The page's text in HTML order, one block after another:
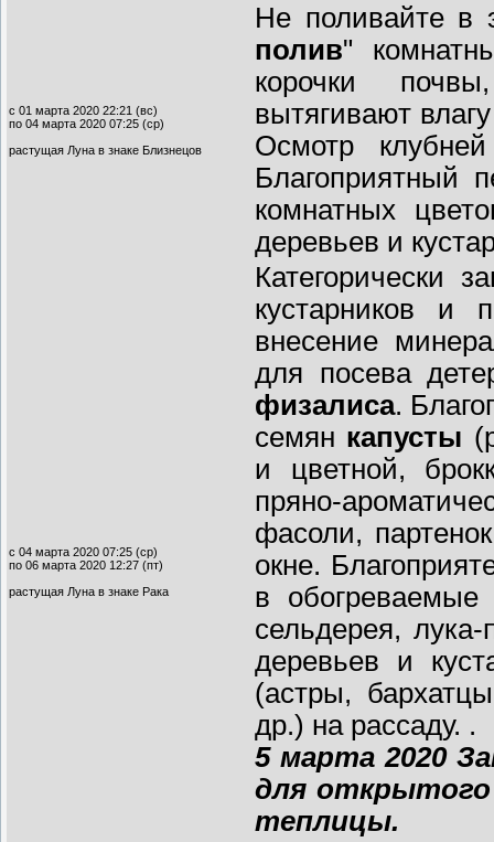
с 01 марта 2020 22:21 (вс)
по 04 марта 2020 07:25 (ср)
растущая Луна в знаке Близнецов
Не поливайте в
полив"
корочки
вытягивают
Осмотр
Благоприятный
комнатных
деревьев и
с 04 марта 2020 07:25 (ср)
по 06 марта 2020 12:27 (пт)
растущая Луна в знаке Рака
Категорически
кустарников и
внесение
для посева
физалиса.
семян капусты
и цветной,
пряно-
фасоли,
окне.
в обогреваемые
сельдерея,
деревьев и
(астры,
др.) на рассаду. .
5 марта 2020
для открытого
теплицы.